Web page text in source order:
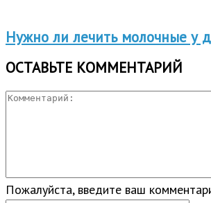
Нужно ли лечить молочные у
ОСТАВЬТЕ КОММЕНТАРИЙ
Пожалуйста, введите ваш